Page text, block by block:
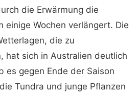
die Erwärmung die
einige Wochen verlängert. Die
die zu
hat sich in Australien deutlich
es gegen Ende der Saison
Tundra und junge Pflanzen